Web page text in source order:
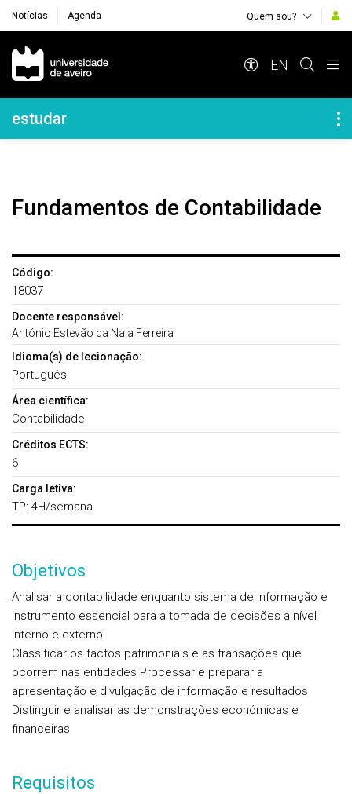
Notícias Agenda Quem sou?
Navegação Principal
EN
Navegação Lateral
estudar
Fundamentos de Contabilidade
Código:
18037
Docente responsável:
António Estevão da Naia Ferreira
Idioma(s) de lecionação:
Português
Área científica:
Contabilidade
Créditos ECTS:
6
Carga letiva:
TP: 4H/semana
Objetivos
Analisar a contabilidade enquanto sistema de informação e
instrumento essencial para a tomada de decisões a nível
interno e externo
Classificar os factos patrimoniais e as transações que
ocorrem nas entidades Processar e preparar a
apresentação e divulgação de informação e resultados
Distinguir e analisar as demonstrações económicas e
financeiras
Requisitos